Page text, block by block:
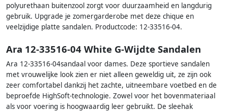
polyurethaan buitenzool zorgt voor duurzaamheid en langdurig
gebruik. Upgrade je zomergarderobe met deze chique en
veelzijdige platte sandalen. Productcode: 12-33516-04.
Ara 12-33516-04 White G-Wijdte Sandalen
Ara 12-33516-04sandaal voor dames. Deze sportieve sandalen
met vrouwelijke look zien er niet alleen geweldig uit, ze zijn ook
zeer comfortabel dankzij het zachte, uitneembare voetbed en de
beproefde HighSoft-technologie. Zowel voor het bovenmateriaal
als voor voering is hoogwaardig leer gebruikt. De sleehak